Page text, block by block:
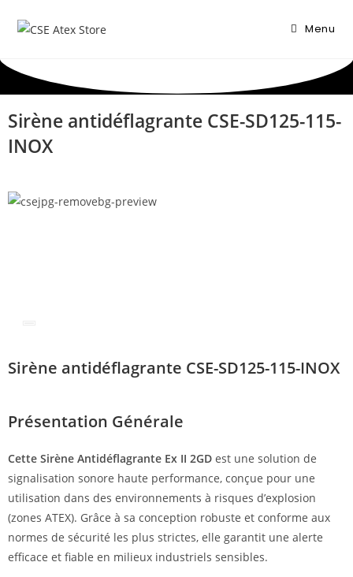
Menu
Sirène antidéflagrante CSE-SD125-115-
INOX
Sirène antidéflagrante CSE-SD125-115-INOX
Présentation Générale
Cette Sirène Antidéflagrante Ex II 2GD est une solution de
signalisation sonore haute performance, conçue pour une
utilisation dans des environnements à risques d’explosion
(zones ATEX). Grâce à sa conception robuste et conforme aux
normes de sécurité les plus strictes, elle garantit une alerte
efficace et fiable en milieux industriels sensibles.